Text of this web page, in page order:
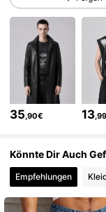
5,00 40
40
35 ,90€ 13
Könnte Dir Auch
Empfehlungen